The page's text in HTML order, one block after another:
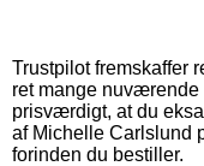
Trustpilot fremskaffer
ret mange nuværende
prisværdigt, at du
af Michelle Carlslund
forinden du bestiller.